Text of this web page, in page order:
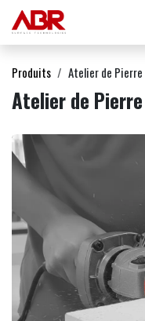
Se rendre au contenu
Produits Atelier de Pierre
Atelier de Pierre